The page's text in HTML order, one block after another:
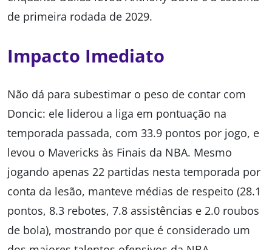
de primeira rodada de 2029.
Impacto Imediato
Não dá para subestimar o peso de contar com
Doncic: ele liderou a liga em pontuação na
temporada passada, com 33.9 pontos por jogo, e
levou o Mavericks às Finais da NBA. Mesmo
jogando apenas 22 partidas nesta temporada por
conta da lesão, manteve médias de respeito (28.1
pontos, 8.3 rebotes, 7.8 assistências e 2.0 roubos
de bola), mostrando por que é considerado um